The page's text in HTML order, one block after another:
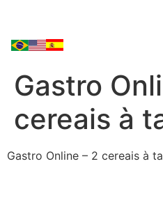
Gastro
cereais à
Gastro Online – 2 cereais à